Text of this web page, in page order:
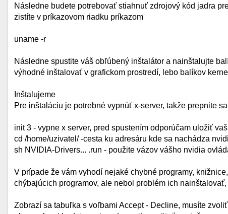
Následne budete potrebovať stiahnuť zdrojový kód jadra
zistíte v príkazovom riadku príkazom
uname -r
Následne spustite váš obľúbený inštalátor a nainštalujte
výhodné inštalovať v grafickom prostredí, lebo balíkov
Inštalujeme
Pre inštaláciu je potrebné vypnúť x-server, takže prepnite
init 3 - vypne x server, pred spustením odporúčam uložiť
cd /home/uzivatel/ -cesta ku adresáru kde sa nachádza
sh NVIDIA-Drivers... .run - použite vázov vášho nvidia
V prípade že vám vyhodí nejaké chybné programy,
chýbajúcich programov, ale nebol problém ich
Zobrazí sa tabuľka s voľbami Accept - Decline, musíte